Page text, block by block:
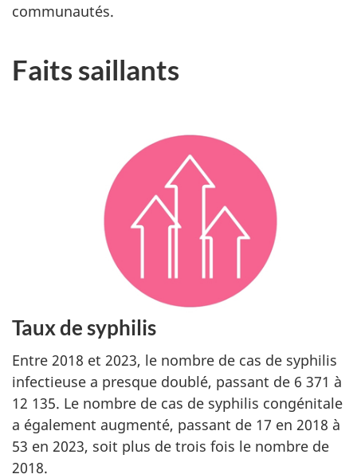
communautés.
Faits saillants
Taux de syphilis
Entre 2018 et 2023, le nombre de cas de syphilis
infectieuse a presque doublé, passant de 6 371 à
12 135. Le nombre de cas de syphilis congénitale
a également augmenté, passant de 17 en 2018 à
53 en 2023, soit plus de trois fois le nombre de
2018.